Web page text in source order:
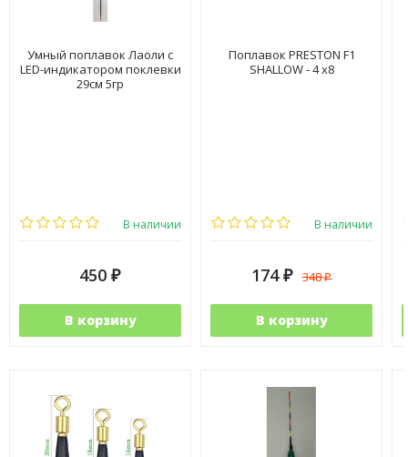
Умный поплавок Лаоли с
LED-индикатором поклевки
29см 5гр
В наличии
450 ₽
В корзину
Поплавок PRESTON F1
SHALLOW - 4 x8
В наличии
174 ₽ 348₽
В корзину